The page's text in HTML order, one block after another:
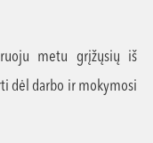
metu grįžųsių iš
dėl darbo ir mokymosi